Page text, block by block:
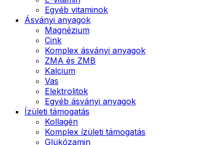
Egyéb vitaminok
Ásványi anyagok
Magnézium
Cink
Komplex ásványi anyagok
ZMA és ZMB
Kalcium
Vas
Elektrolitok
Egyéb ásványi anyagok
Ízületi támogatás
Kollagén
Komplex ízületi támogatás
Glükózamin